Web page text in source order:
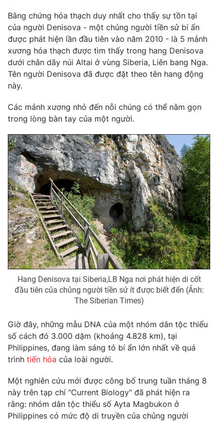
Câu chuyện quốc tế
Thị trường
Góc doanh nghiệp
Dữ liệu và đời sống
Truyền hình
Phim VTV
Hậu trường
Khán giả
Giải sao mai
Giải trí
Điện ảnh
Âm nhạc
Du lịch
Làm đẹp
Chất lượng cuộc sống
Giáo dục
Tuyển sinh
Học trực tuyến
Công nghệ
Hitech Công nghệ tương lai
Sản phẩm
Thị trường
Tư vấn
Giao lưu trực tuyến
Lịch phát sóng
Chuyên mục khác
Emagazine Podcast
Photo Infographic
Video Shorts video
VTV Money VTV Thể thao
VTV Sức khoẻ Bất động sản
Thị trường 24h Tấm lòng Việt
Bằng chứng hóa thạch duy nhất cho thấy sự tồn tại
của người Denisova - một chủng người tiền sử bí ẩn
được phát hiện lần đầu tiên vào năm 2010 - là 5 mảnh
xương hóa thạch được tìm thấy trong hang Denisova
dưới chân dãy núi Altai ở vùng Siberia, Liên bang Nga.
Tên người Denisova đã được đặt theo tên hang động
này.
Các mảnh xương nhỏ đến nỗi chúng có thể nằm gọn
trong lòng bàn tay của một người.
Hang Denisova tại Siberia,LB Nga nơi phát hiện di cốt
đầu tiên của chủng người tiền sử ít được biết đến (Ảnh:
The Siberian Times)
Giờ đây, những mẫu DNA của một nhóm dân tộc thiểu
số cách đó 3.000 dặm (khoảng 4.828 km), tại
Philippines, đang làm sáng tỏ bí ẩn lớn nhất về quá
trình tiến hóa của loài người.
Một nghiên cứu mới được công bố trung tuần tháng 8
này trên tạp chí "Current Biology" đã phát hiện ra
rằng: nhóm dân tộc thiểu số Ayta Magbukon ở
Philippines có mức độ di truyền của chủng người